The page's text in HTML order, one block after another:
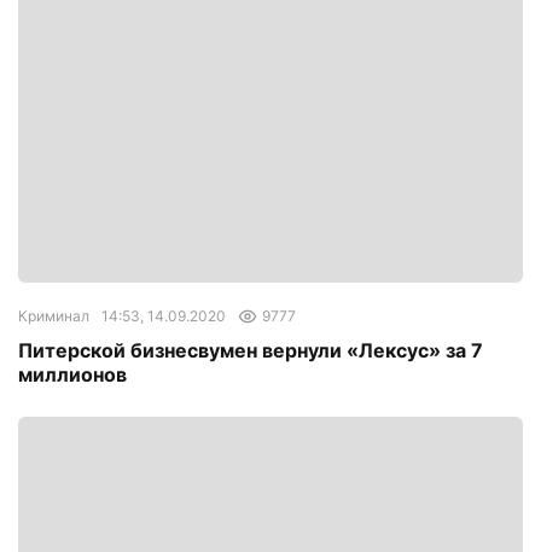
Криминал 14:53, 14.09.2020 9777
Питерской бизнесвумен вернули «Лексус» за 7
миллионов